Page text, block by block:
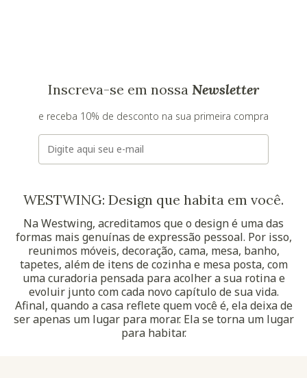
Inscreva-se em nossa Newsletter
e receba 10% de desconto na sua primeira compra
E-mail
WESTWING: Design que habita em você.
Na Westwing, acreditamos que o design é uma das
formas mais genuínas de expressão pessoal. Por isso,
reunimos móveis, decoração, cama, mesa, banho,
tapetes, além de itens de cozinha e mesa posta, com
uma curadoria pensada para acolher a sua rotina e
evoluir junto com cada novo capítulo de sua vida.
Afinal, quando a casa reflete quem você é, ela deixa de
ser apenas um lugar para morar. Ela se torna um lugar
para habitar.